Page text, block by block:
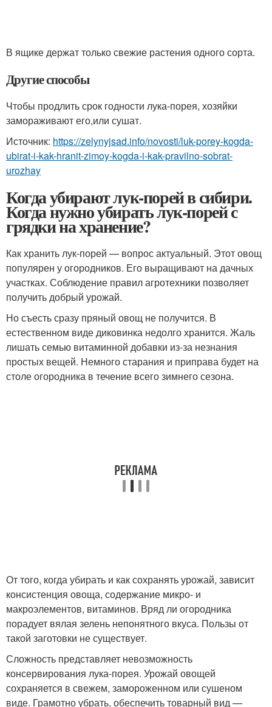
В ящике держат только свежие растения одного сорта.
Другие способы
Чтобы продлить срок годности лука-порея, хозяйки
замораживают его,или сушат.
Источник: https://zelynyjsad.info/novosti/luk-porey-kogda-
ubirat-i-kak-hranit-zimoy-kogda-i-kak-pravilno-sobrat-
urozhay
Когда убирают лук-порей в сибири.
Когда нужно убирать лук-порей с
грядки на хранение?
Как хранить лук-порей — вопрос актуальный. Этот овощ
популярен у огородников. Его выращивают на дачных
участках. Соблюдение правил агротехники позволяет
получить добрый урожай.
Но съесть сразу пряный овощ не получится. В
естественном виде диковинка недолго хранится. Жаль
лишать семью витаминной добавки из-за незнания
простых вещей. Немного старания и приправа будет на
столе огородника в течение всего зимнего сезона.
От того, когда убирать и как сохранять урожай, зависит
консистенция овоща, содержание микро- и
макроэлементов, витаминов. Вряд ли огородника
порадует вялая зелень непонятного вкуса. Пользы от
такой заготовки не существует.
Сложность представляет невозможность
консервирования лука-порея. Урожай овощей
сохраняется в свежем, замороженном или сушеном
виде. Грамотно убрать, обеспечить товарный вид —